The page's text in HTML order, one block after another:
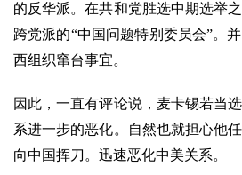
的反华派。在共和党胜选中期选举
跨党派的“中国问题特别委员会”。
西组织窜台事宜。
因此，一直有评论说，麦卡锡若当
系进一步的恶化。自然也就担心他
向中国挥刀。迅速恶化中美关系。